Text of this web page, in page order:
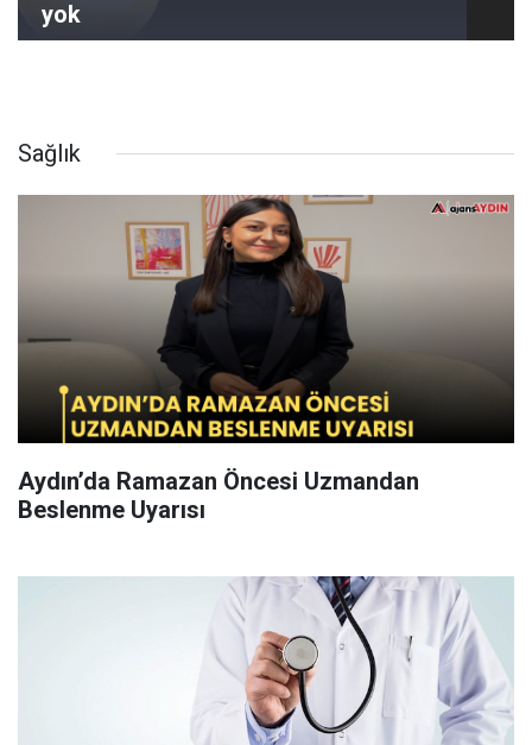
yok
Sağlık
Aydın’da Ramazan Öncesi Uzmandan
Beslenme Uyarısı